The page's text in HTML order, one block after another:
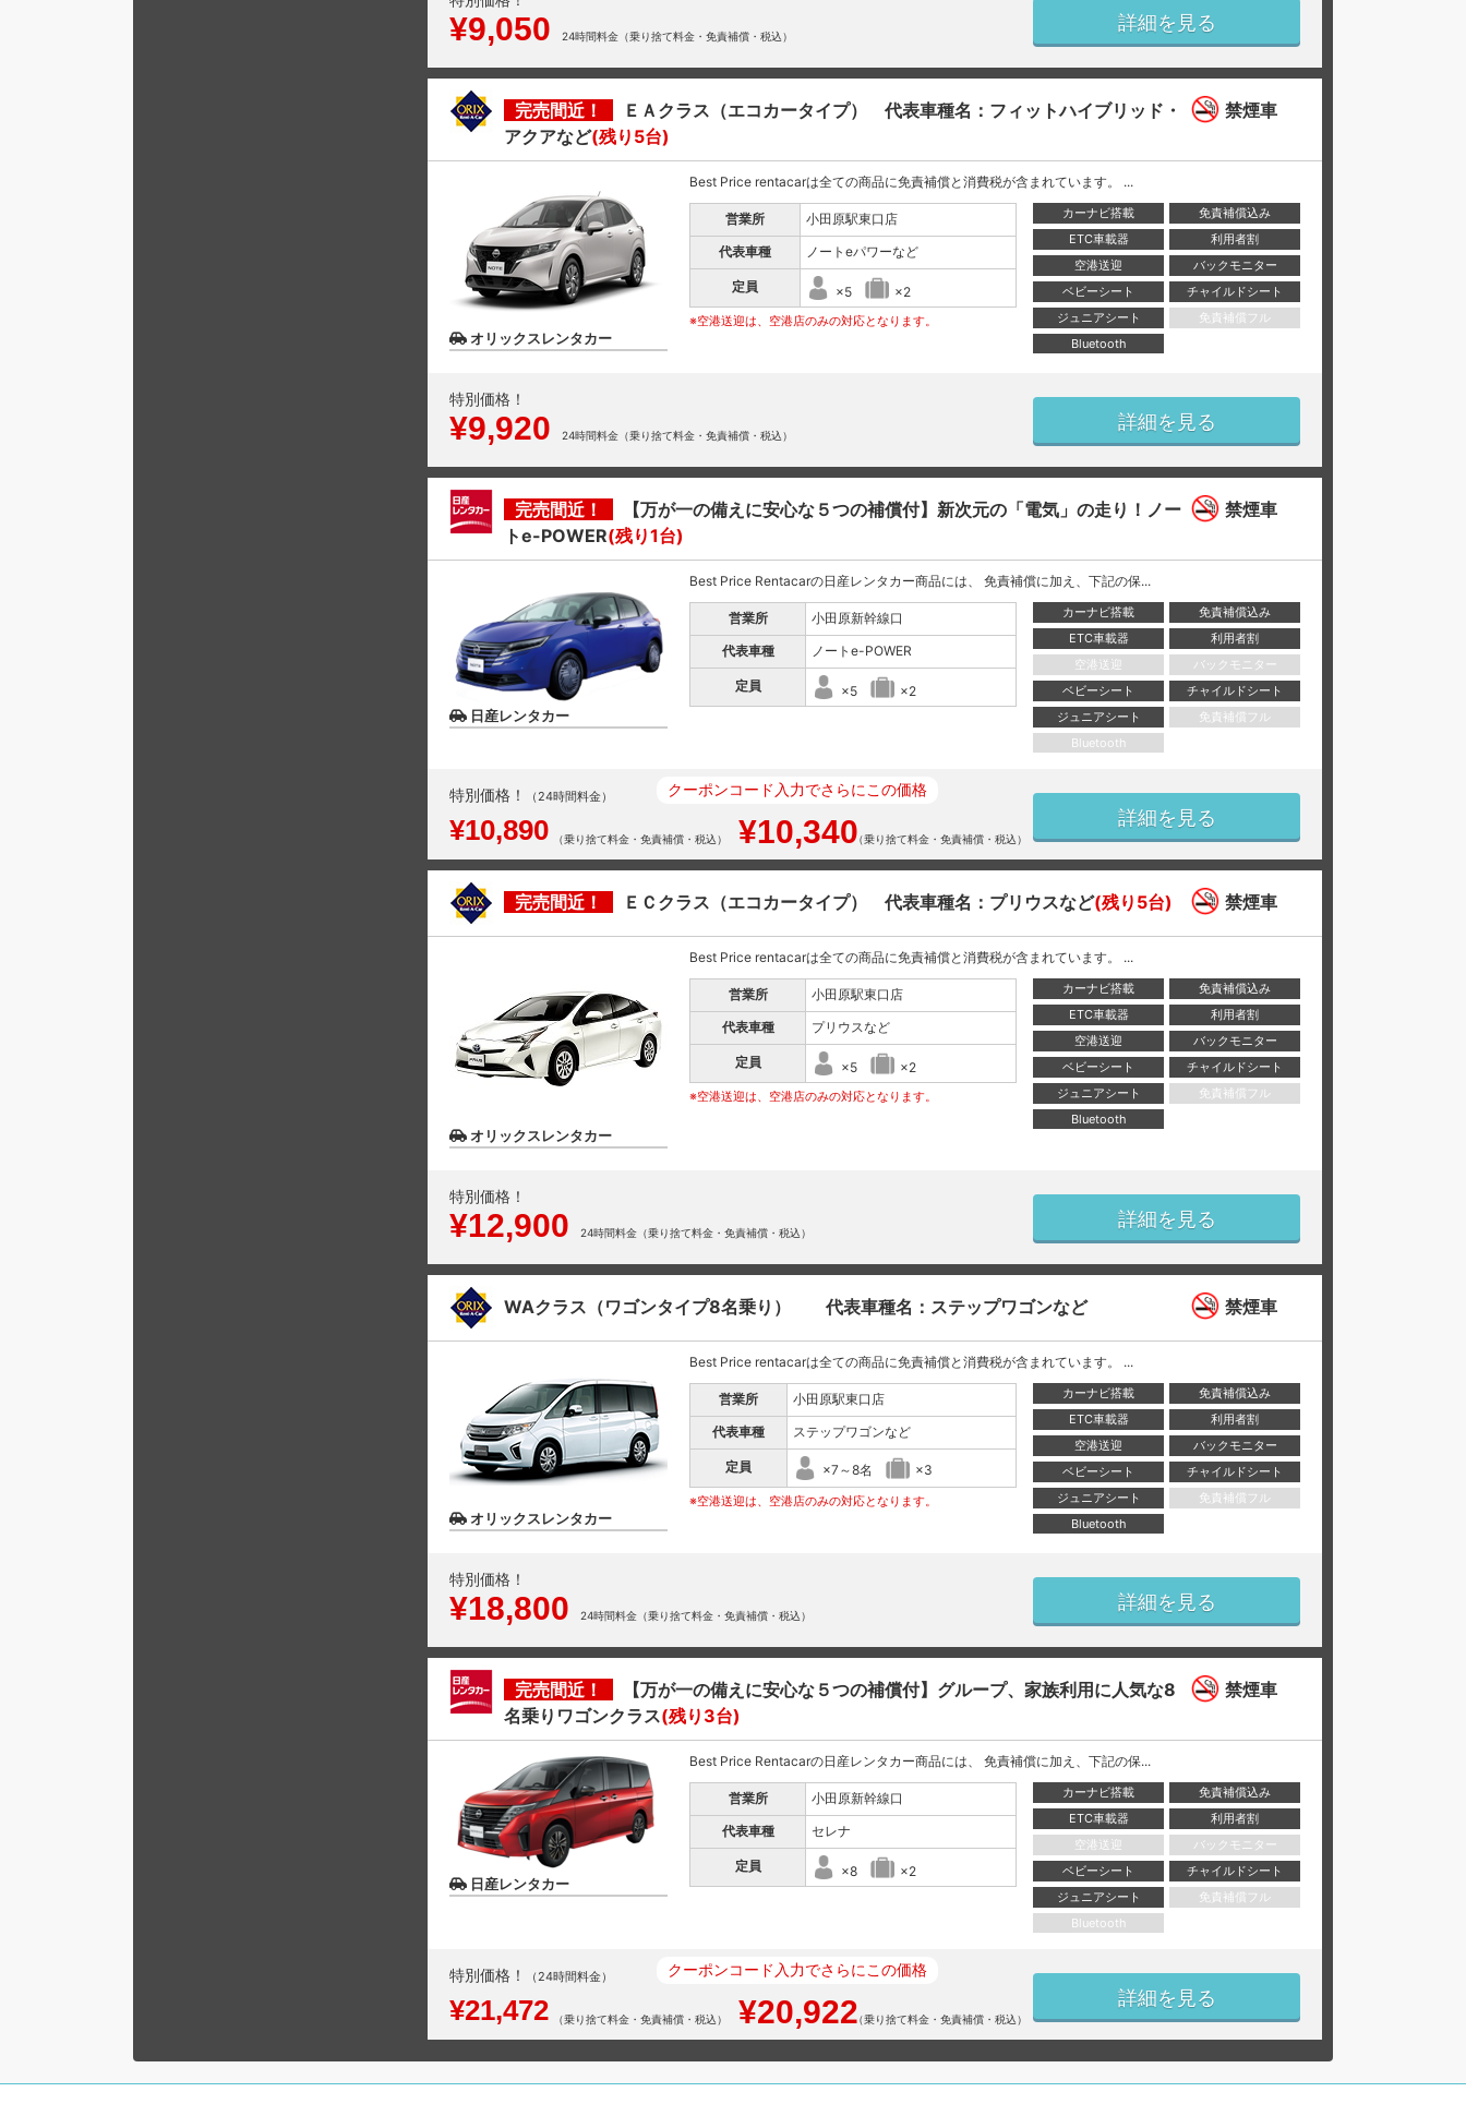
¥9,050 24時間料金（乗り捨て料金・免責補償・税込）
詳細を見る
完売間近！
ＥＡクラス（エコカータイプ） 代表車種名：フィットハイブリッド・
アクアなど(残り5台)
禁煙車
オリックスレンタカー
Best Price rentacarは全ての商品に免責補償と消費税が含まれています。 ...
営業所
小田原駅東口店
代表車種
ノートeパワーなど
定員 ×5 ×2
※空港送迎は、空港店のみの対応となります。
カーナビ搭載
免責補償込み
ETC車載器
利用者割
空港送迎
バックモニター
ベビーシート
チャイルドシート
ジュニアシート
免責補償フル
Bluetooth
特別価格！
¥9,920 24時間料金（乗り捨て料金・免責補償・税込）
詳細を見る
完売間近！
【万が一の備えに安心な５つの補償付】新次元の「電気」の走り！ノー
トe-POWER(残り1台)
禁煙車
日産レンタカー
Best Price Rentacarの日産レンタカー商品には、 免責補償に加え、下記の保...
営業所
小田原新幹線口
代表車種
ノートe-POWER
定員 ×5 ×2
カーナビ搭載
免責補償込み
ETC車載器
利用者割
空港送迎
バックモニター
ベビーシート
チャイルドシート
ジュニアシート
免責補償フル
Bluetooth
特別価格！ （24時間料金）
¥10,890 （乗り捨て料金・免責補償・税込）
クーポンコード入力でさらにこの価格
¥10,340（乗り捨て料金・免責補償・税込）
詳細を見る
完売間近！ ＥＣクラス（エコカータイプ） 代表車種名：プリウスなど(残り5台) 禁煙車
オリックスレンタカー
Best Price rentacarは全ての商品に免責補償と消費税が含まれています。 ...
営業所
小田原駅東口店
代表車種
プリウスなど
定員 ×5 ×2
※空港送迎は、空港店のみの対応となります。
カーナビ搭載
免責補償込み
ETC車載器
利用者割
空港送迎
バックモニター
ベビーシート
チャイルドシート
ジュニアシート
免責補償フル
Bluetooth
特別価格！
¥12,900 24時間料金（乗り捨て料金・免責補償・税込）
詳細を見る
WAクラス（ワゴンタイプ8名乗り） 代表車種名：ステップワゴンなど 禁煙車
オリックスレンタカー
Best Price rentacarは全ての商品に免責補償と消費税が含まれています。 ...
営業所
小田原駅東口店
代表車種
ステップワゴンなど
定員 ×7～8名 ×3
※空港送迎は、空港店のみの対応となります。
カーナビ搭載
免責補償込み
ETC車載器
利用者割
空港送迎
バックモニター
ベビーシート
チャイルドシート
ジュニアシート
免責補償フル
Bluetooth
特別価格！
¥18,800 24時間料金（乗り捨て料金・免責補償・税込）
詳細を見る
完売間近！
【万が一の備えに安心な５つの補償付】グループ、家族利用に人気な8
名乗りワゴンクラス(残り3台)
禁煙車
日産レンタカー
Best Price Rentacarの日産レンタカー商品には、 免責補償に加え、下記の保...
営業所
小田原新幹線口
代表車種
セレナ
定員 ×8 ×2
カーナビ搭載
免責補償込み
ETC車載器
利用者割
空港送迎
バックモニター
ベビーシート
チャイルドシート
ジュニアシート
免責補償フル
Bluetooth
特別価格！ （24時間料金）
¥21,472 （乗り捨て料金・免責補償・税込）
クーポンコード入力でさらにこの価格
¥20,922（乗り捨て料金・免責補償・税込）
詳細を見る